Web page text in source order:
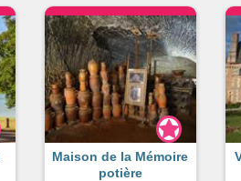
Maison de la Mémoire
potière